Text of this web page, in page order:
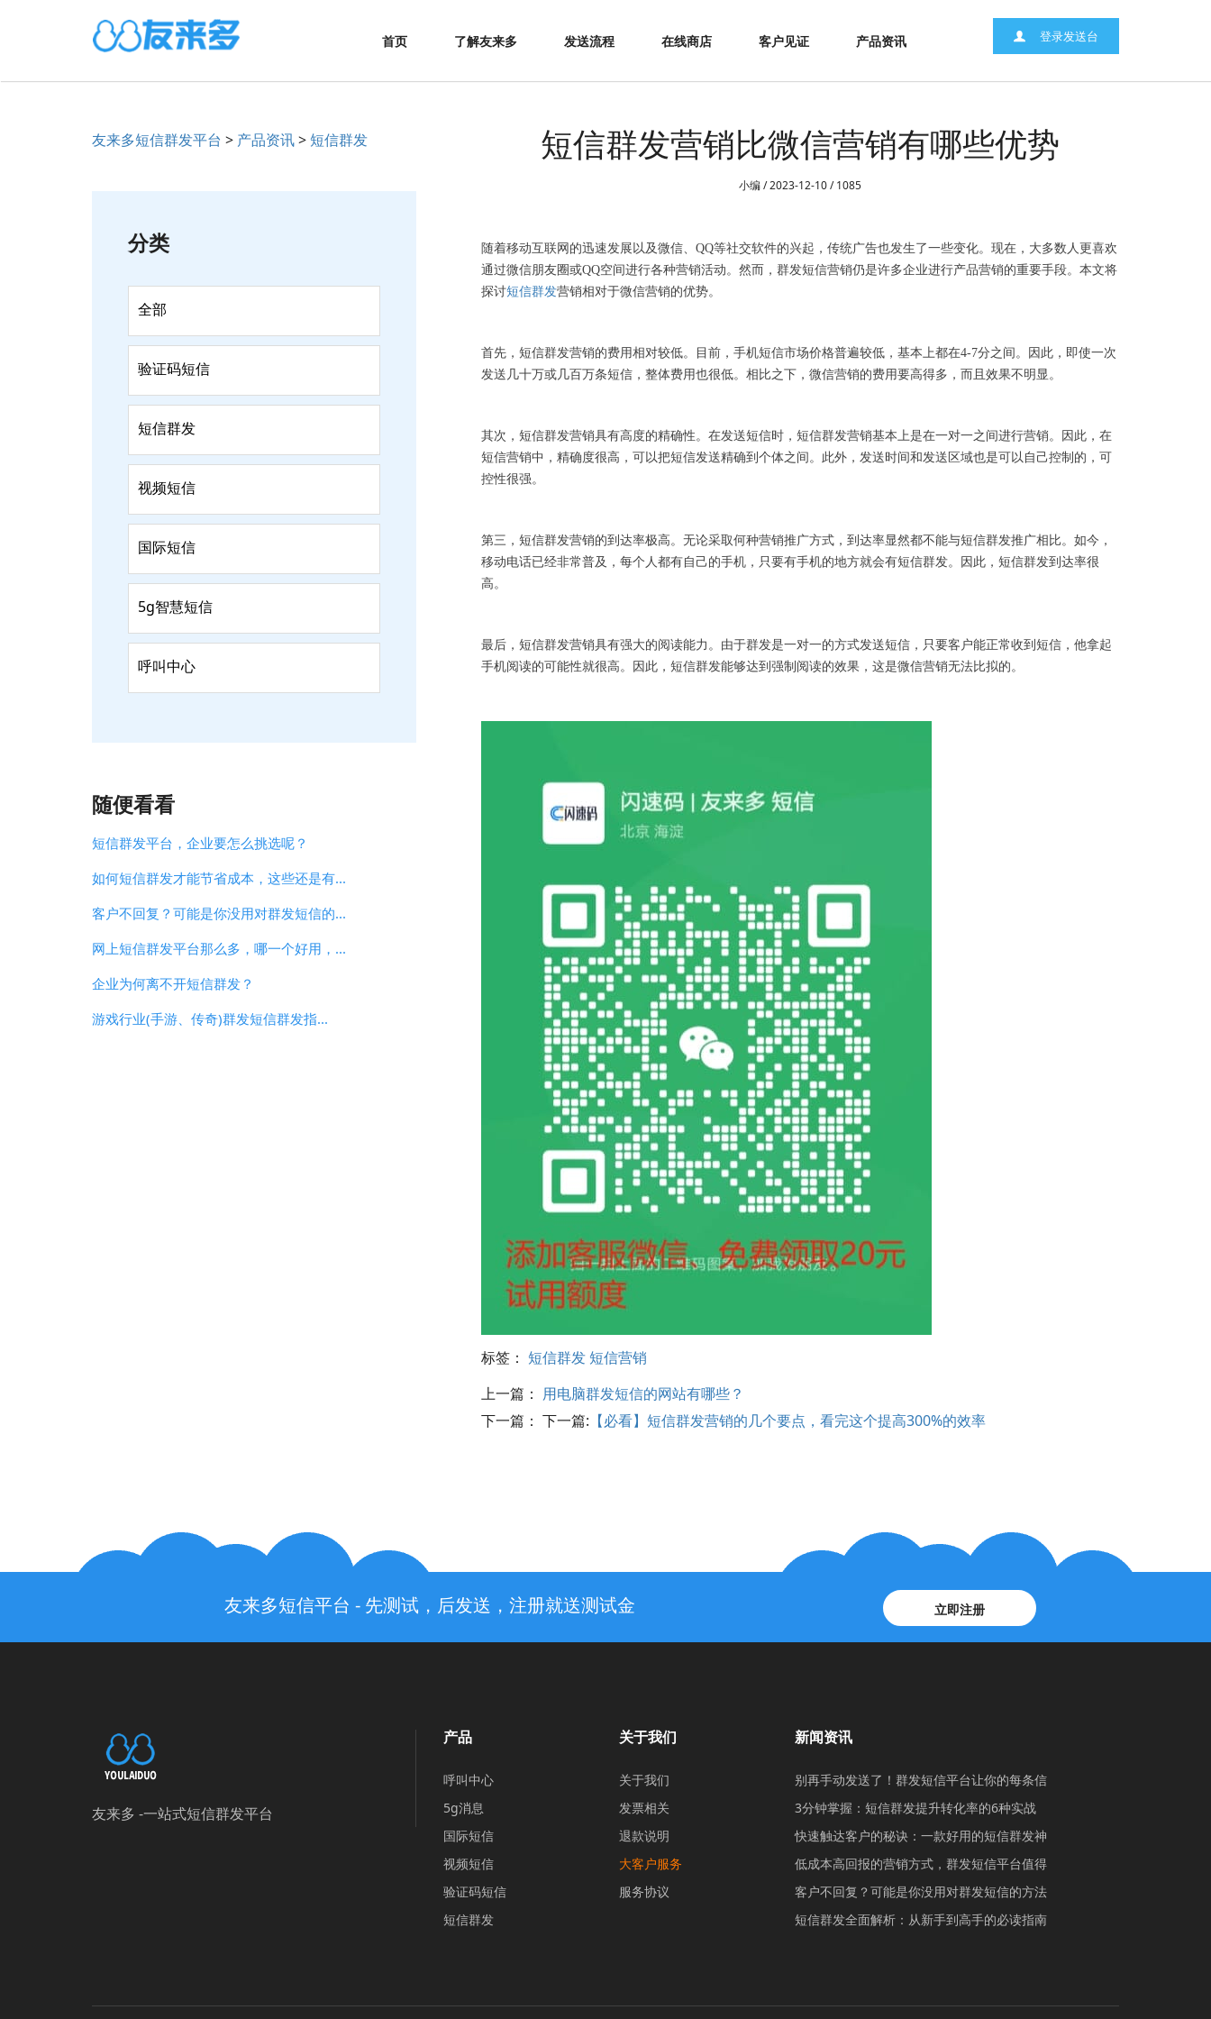
首页 了解友来多 发送流程 在线商店 客户见证 产品资讯 登录发送台
友来多短信群发平台 > 产品资讯>短信群发
分类
全部
验证码短信
短信群发
视频短信
国际短信
5g智慧短信
呼叫中心
随便看看
短信群发平台，企业要怎么挑选呢？
如何短信群发才能节省成本，这些还是有...
客户不回复？可能是你没用对群发短信的...
网上短信群发平台那么多，哪一个好用，...
企业为何离不开短信群发？
游戏行业(手游、传奇)群发短信群发指...
短信群发营销比微信营销有哪些优势
小编 / 2023-12-10 /1085
随着移动互联网的迅速发展以及微信、 QQ等社交软件的兴起，传统广告也发生了一些变化。现在，大多数人更喜欢
通过微信朋友圈或QQ空间进行各种营销活动。然而，群发短信营销仍是许多企业进行产品营销的重要手段。本文将
探讨短信群发营销相对于微信营销的优势。
首先，短信群发营销的费用相对较低。目前，手机短信市场价格普遍较低，基本上都在4-7分之间。因此，即使一次
发送几十万或几百万条短信，整体费用也很低。相比之下，微信营销的费用要高得多，而且效果不明显。
其次，短信群发营销具有高度的精确性。在发送短信时，短信群发营销基本上是在一对一之间进行营销。因此，在
短信营销中，精确度很高，可以把短信发送精确到个体之间。此外，发送时间和发送区域也是可以自己控制的，可
控性很强。
第三，短信群发营销的到达率极高。无论采取何种营销推广方式，到达率显然都不能与短信群发推广相比。如今，
移动电话已经非常普及，每个人都有自己的手机，只要有手机的地方就会有短信群发。因此，短信群发到达率很
高。
最后，短信群发营销具有强大的阅读能力。由于群发是一对一的方式发送短信，只要客户能正常收到短信，他拿起
手机阅读的可能性就很高。因此，短信群发能够达到强制阅读的效果，这是微信营销无法比拟的。
标签： 短信群发短信营销
上一篇： 用电脑群发短信的网站有哪些？
下一篇： 下一篇: 【必看】短信群发营销的几个要点，看完这个提高300%的效率
友来多短信平台 - 先测试，后发送，注册就送测试金 立即注册
友来多 -一站式短信群发平台
产品
呼叫中心
5g消息
国际短信
视频短信
验证码短信
短信群发
关于我们
关于我们
发票相关
退款说明
大客户服务
服务协议
新闻资讯
别再手动发送了！群发短信平台让你的每条信
3分钟掌握：短信群发提升转化率的6种实战
快速触达客户的秘诀：一款好用的短信群发神
低成本高回报的营销方式，群发短信平台值得
客户不回复？可能是你没用对群发短信的方法
短信群发全面解析：从新手到高手的必读指南